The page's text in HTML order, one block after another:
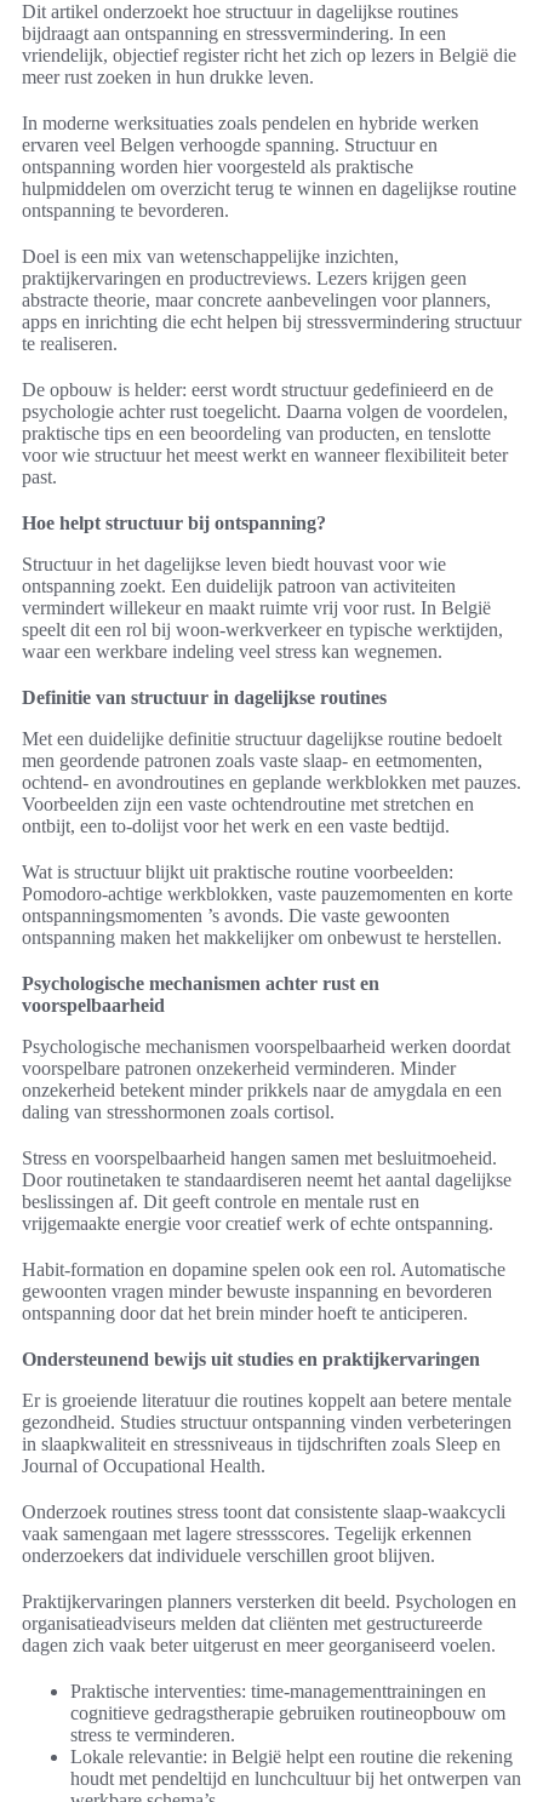
Dit artikel onderzoekt hoe structuur in dagelijkse routines
bijdraagt aan ontspanning en stressvermindering. In een
vriendelijk, objectief register richt het zich op lezers in België die
meer rust zoeken in hun drukke leven.
In moderne werksituaties zoals pendelen en hybride werken
ervaren veel Belgen verhoogde spanning. Structuur en
ontspanning worden hier voorgesteld als praktische
hulpmiddelen om overzicht terug te winnen en dagelijkse routine
ontspanning te bevorderen.
Doel is een mix van wetenschappelijke inzichten,
praktijkervaringen en productreviews. Lezers krijgen geen
abstracte theorie, maar concrete aanbevelingen voor planners,
apps en inrichting die echt helpen bij stressvermindering structuur
te realiseren.
De opbouw is helder: eerst wordt structuur gedefinieerd en de
psychologie achter rust toegelicht. Daarna volgen de voordelen,
praktische tips en een beoordeling van producten, en tenslotte
voor wie structuur het meest werkt en wanneer flexibiliteit beter
past.
Hoe helpt structuur bij ontspanning?
Structuur in het dagelijkse leven biedt houvast voor wie
ontspanning zoekt. Een duidelijk patroon van activiteiten
vermindert willekeur en maakt ruimte vrij voor rust. In België
speelt dit een rol bij woon-werkverkeer en typische werktijden,
waar een werkbare indeling veel stress kan wegnemen.
Definitie van structuur in dagelijkse routines
Met een duidelijke definitie structuur dagelijkse routine bedoelt
men geordende patronen zoals vaste slaap- en eetmomenten,
ochtend- en avondroutines en geplande werkblokken met pauzes.
Voorbeelden zijn een vaste ochtendroutine met stretchen en
ontbijt, een to-dolijst voor het werk en een vaste bedtijd.
Wat is structuur blijkt uit praktische routine voorbeelden:
Pomodoro-achtige werkblokken, vaste pauzemomenten en korte
ontspanningsmomenten ’s avonds. Die vaste gewoonten
ontspanning maken het makkelijker om onbewust te herstellen.
Psychologische mechanismen achter rust en
voorspelbaarheid
Psychologische mechanismen voorspelbaarheid werken doordat
voorspelbare patronen onzekerheid verminderen. Minder
onzekerheid betekent minder prikkels naar de amygdala en een
daling van stresshormonen zoals cortisol.
Stress en voorspelbaarheid hangen samen met besluitmoeheid.
Door routinetaken te standaardiseren neemt het aantal dagelijkse
beslissingen af. Dit geeft controle en mentale rust en
vrijgemaakte energie voor creatief werk of echte ontspanning.
Habit-formation en dopamine spelen ook een rol. Automatische
gewoonten vragen minder bewuste inspanning en bevorderen
ontspanning door dat het brein minder hoeft te anticiperen.
Ondersteunend bewijs uit studies en praktijkervaringen
Er is groeiende literatuur die routines koppelt aan betere mentale
gezondheid. Studies structuur ontspanning vinden verbeteringen
in slaapkwaliteit en stressniveaus in tijdschriften zoals Sleep en
Journal of Occupational Health.
Onderzoek routines stress toont dat consistente slaap-waakcycli
vaak samengaan met lagere stressscores. Tegelijk erkennen
onderzoekers dat individuele verschillen groot blijven.
Praktijkervaringen planners versterken dit beeld. Psychologen en
organisatieadviseurs melden dat cliënten met gestructureerde
dagen zich vaak beter uitgerust en meer georganiseerd voelen.
Praktische interventies: time-managementtrainingen en
cognitieve gedragstherapie gebruiken routineopbouw om
stress te verminderen.
Lokale relevantie: in België helpt een routine die rekening
houdt met pendeltijd en lunchcultuur bij het ontwerpen van